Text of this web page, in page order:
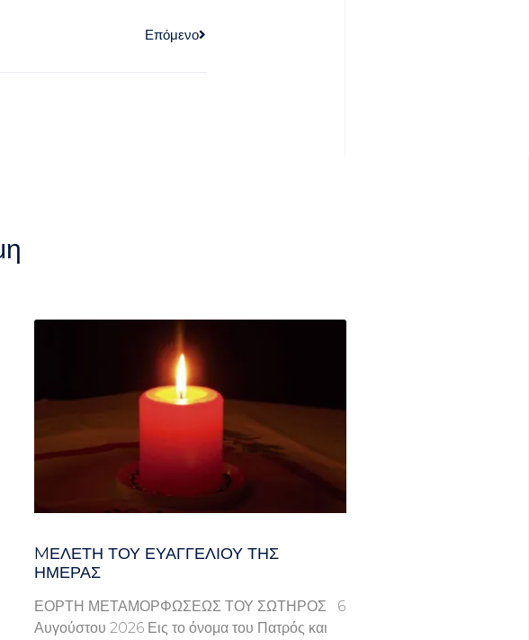
Επόμενο
MΕΛΈΤΗ ΤΟΥ ΕΥΑΓΓΕΛΊΟΥ ΤΗΣ
ΗΜΈΡΑΣ
ΕΟΡΤΗ ΜΕΤΑΜΟΡΦΩΣΕΩΣ ΤΟΥ ΣΩΤΗΡΟΣ 6
Αυγούστου 2026 Εις το όνομα του Πατρός και